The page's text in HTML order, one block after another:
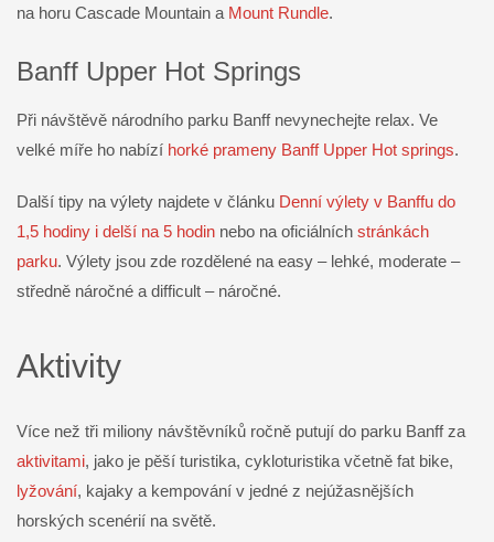
na horu Cascade Mountain a Mount Rundle.
Banff Upper Hot Springs
Při návštěvě národního parku Banff nevynechejte relax. Ve
velké míře ho nabízí horké prameny Banff Upper Hot springs.
Další tipy na výlety najdete v článku Denní výlety v Banffu do
1,5 hodiny i delší na 5 hodin nebo na oficiálních stránkách
parku. Výlety jsou zde rozdělené na easy – lehké, moderate –
středně náročné a difficult – náročné.
Aktivity
Více než tři miliony návštěvníků ročně putují do parku Banff za
aktivitami, jako je pěší turistika, cykloturistika včetně fat bike,
lyžování, kajaky a kempování v jedné z nejúžasnějších
horských scenérií na světě.